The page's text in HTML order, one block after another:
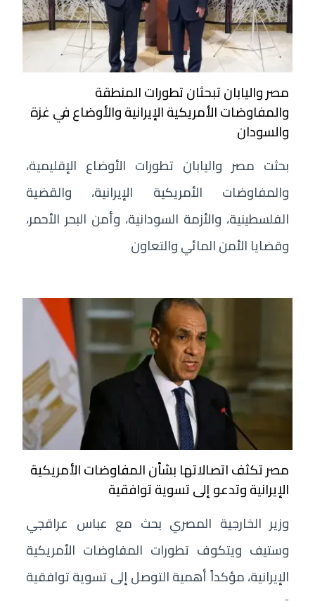
مصر واليابان تبحثان تطورات المنطقة
والمفاوضات الأمريكية الإيرانية والأوضاع في غزة
والسودان
بحثت مصر واليابان تطورات الأوضاع الإقليمية،
والمفاوضات الأمريكية الإيرانية، والقضية
الفلسطينية، والأزمة السودانية، وأمن البحر الأحمر،
وقضايا الأمن المائي والتعاون
مصر تكثف اتصالاتها بشأن المفاوضات الأمريكية
الإيرانية وتدعو إلى تسوية توافقية
وزير الخارجية المصري بحث مع عباس عراقجي
وستيف ويتكوف تطورات المفاوضات الأمريكية
الإيرانية، مؤكداً أهمية التوصل إلى تسوية توافقية